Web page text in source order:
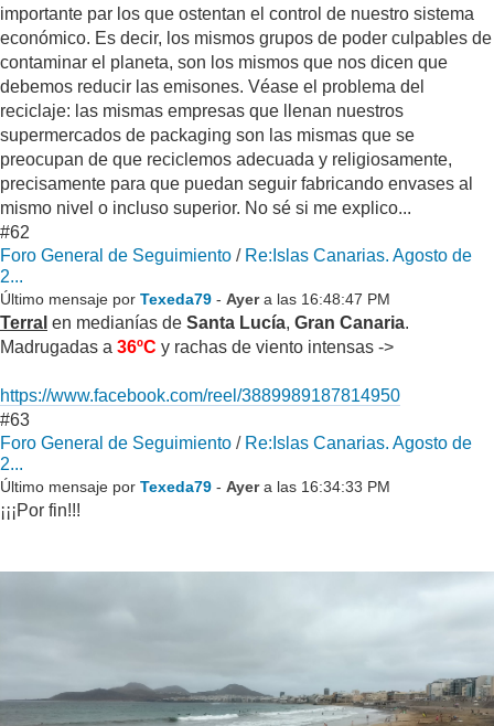
importante par los que ostentan el control de nuestro sistema
económico. Es decir, los mismos grupos de poder culpables de
contaminar el planeta, son los mismos que nos dicen que
debemos reducir las emisones. Véase el problema del
reciclaje: las mismas empresas que llenan nuestros
supermercados de packaging son las mismas que se
preocupan de que reciclemos adecuada y religiosamente,
precisamente para que puedan seguir fabricando envases al
mismo nivel o incluso superior. No sé si me explico...
#62
Foro General de Seguimiento / Re:Islas Canarias. Agosto de
2...
Último mensaje por Texeda79 - Ayera las 16:48:47 PM
Terral en medianías de Santa Lucía, Gran Canaria.
Madrugadas a 36ºC y rachas de viento intensas ->
https://www.facebook.com/reel/3889989187814950
#63
Foro General de Seguimiento / Re:Islas Canarias. Agosto de
2...
Último mensaje por Texeda79 - Ayera las 16:34:33 PM
¡¡¡Por fin!!!